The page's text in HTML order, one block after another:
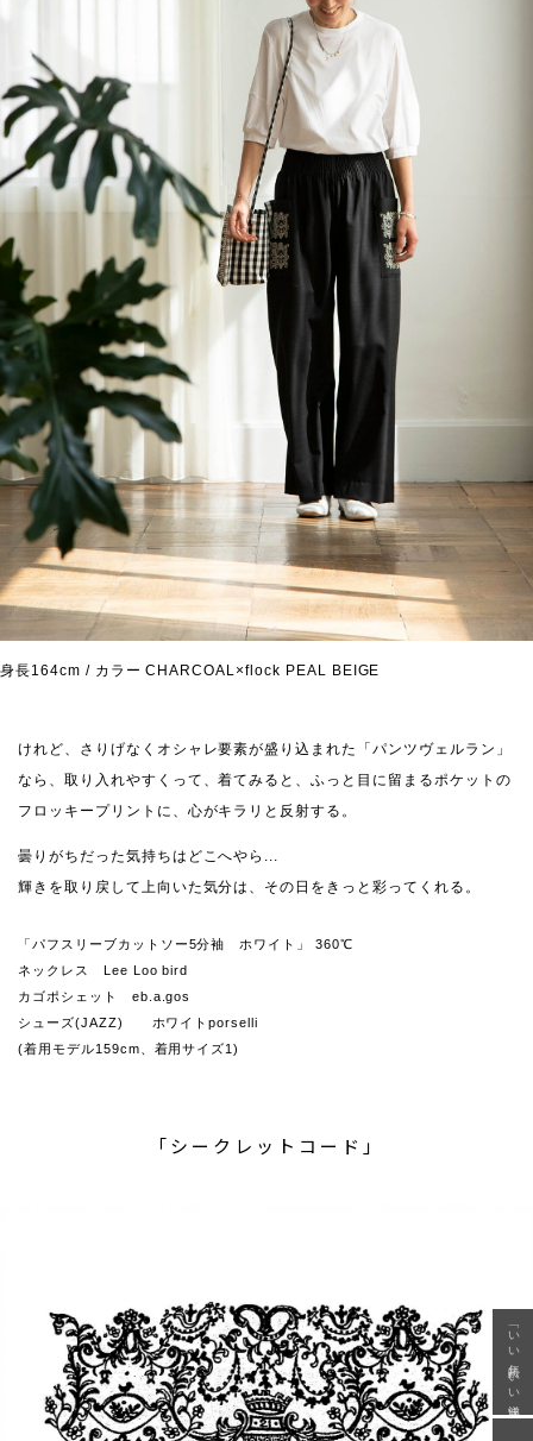
身長164cm / カラー CHARCOAL×flock PEAL BEIGE
けれど、さりげなくオシャレ要素が盛り込まれた「パンツヴェルラン」
なら、取り入れやすくって、着てみると、ふっと目に留まるポケットの
フロッキープリントに、心がキラリと反射する。
曇りがちだった気持ちはどこへやら...
輝きを取り戻して上向いた気分は、その日をきっと彩ってくれる。
「パフスリーブカットソー5分袖 ホワイト」 360℃
ネックレス Lee Loo bird
カゴポシェット eb.a.gos
シューズ(JAZZ) ホワイトporselli
(着用モデル159cm、着用サイズ1)
「シークレットコード」
「いい年齢 いい洋服」